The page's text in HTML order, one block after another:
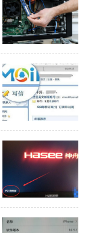
重装系统
电脑死机卡顿